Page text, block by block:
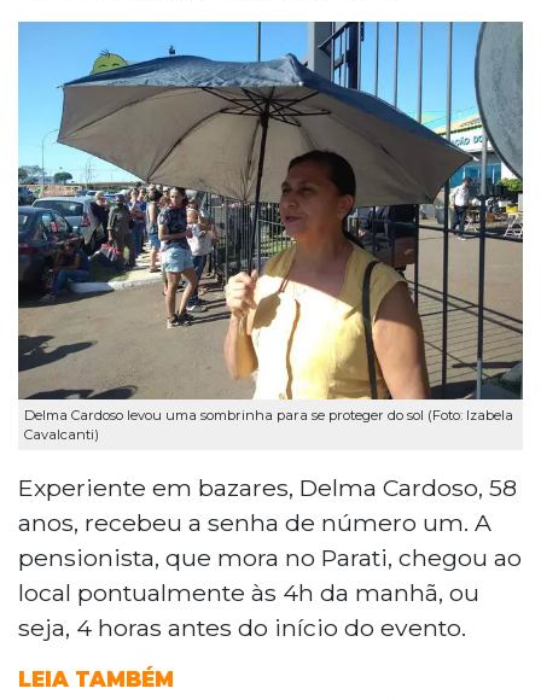
Delma Cardoso levou uma sombrinha para se proteger do sol (Foto: Izabela
Cavalcanti)
Experiente em bazares, Delma Cardoso, 58
anos, recebeu a senha de número um. A
pensionista, que mora no Parati, chegou ao
local pontualmente às 4h da manhã, ou
seja, 4 horas antes do início do evento.
LEIA TAMBÉM